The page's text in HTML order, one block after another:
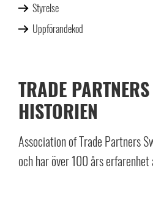
Styrelse
Uppförandekod
TRADE
HISTORIEN
Association of Trade Partners
och har över 100 års